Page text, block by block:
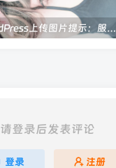
WordPress上传图片提示：服务器无法处理图像，如果服务器繁忙或没有足够的资源来完成任务，就会发生这种情况。上传较小的图像可能会有所帮助。建议的最大尺寸为2560像素
请登录后发表评论
登录 注册